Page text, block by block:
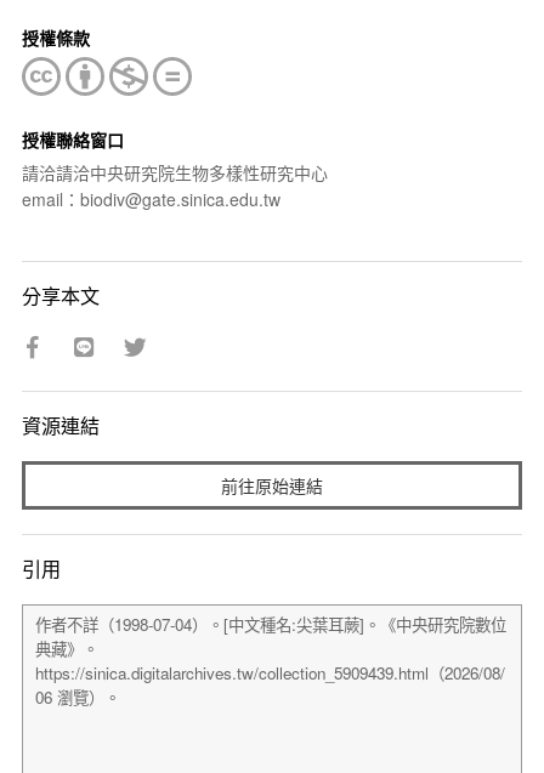
授權條款
授權聯絡窗口
請洽請洽中央研究院生物多樣性研究中心
email：biodiv@gate.sinica.edu.tw
分享本文
資源連結
前往原始連結
引用